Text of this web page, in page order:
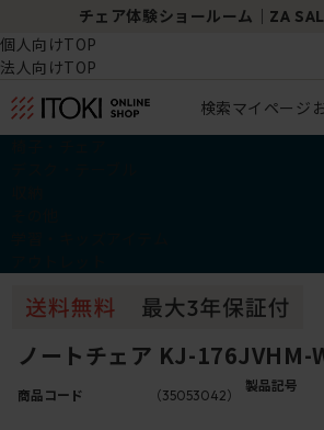
チェア体験ショールーム｜ZA
個人向けTOP
法人向けTOP
検索マイページ
ノートチェア KJ-176JVHM-
商品コード （35053042）
製品記号